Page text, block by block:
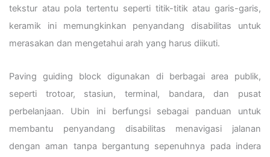
tekstur atau pola tertentu seperti titik-titik atau garis-garis,
keramik ini memungkinkan penyandang disabilitas untuk
merasakan dan mengetahui arah yang harus diikuti.
Paving guiding block digunakan di berbagai area publik,
seperti trotoar, stasiun, terminal, bandara, dan pusat
perbelanjaan. Ubin ini berfungsi sebagai panduan untuk
membantu penyandang disabilitas menavigasi jalanan
dengan aman tanpa bergantung sepenuhnya pada indera